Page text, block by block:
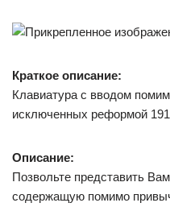
Краткое описание:
Клавиатура с вводом
исключенных реформой
Описание:
Позвольте представить
содержащую помимо